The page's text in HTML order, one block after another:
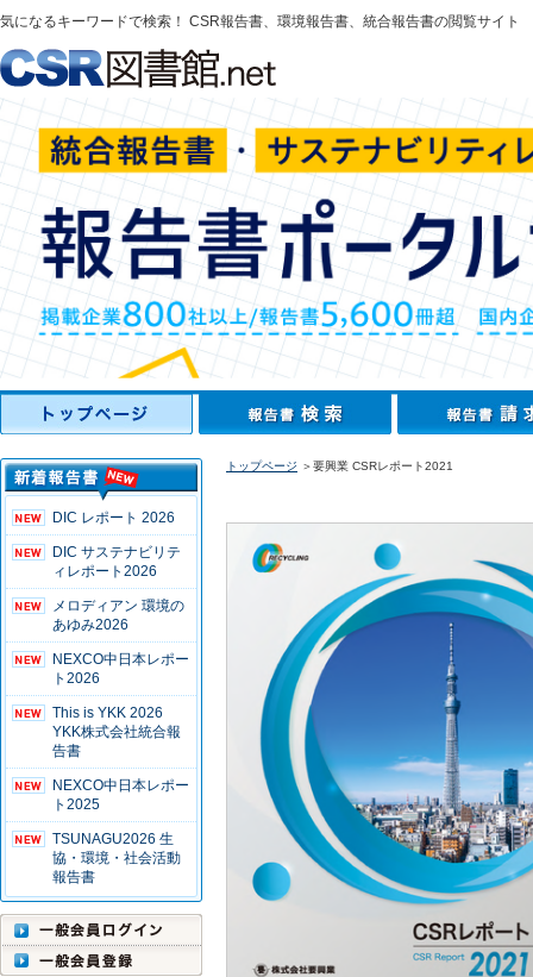
気になるキーワードで検索！ CSR報告書、環境報告書、統合報告書の閲覧サイト
DIC レポート 2026
DIC サステナビリテ
ィレポート2026
メロディアン 環境の
あゆみ2026
NEXCO中日本レポー
ト2026
This is YKK 2026
YKK株式会社統合報
告書
NEXCO中日本レポー
ト2025
TSUNAGU2026 生
協・環境・社会活動
報告書
トップページ ＞要興業 CSRレポート2021